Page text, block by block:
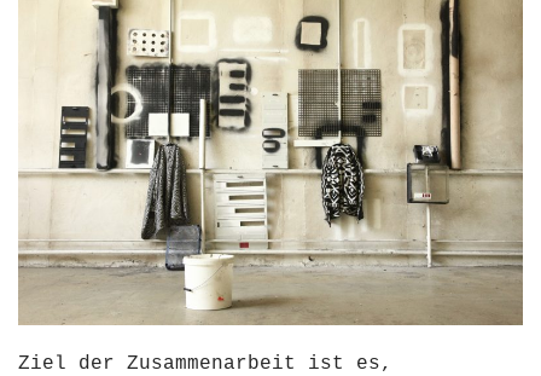
Ziel der Zusammenarbeit ist es,